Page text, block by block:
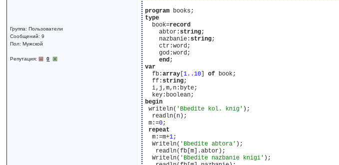
Группа: Пользователи
Сообщений: 9
Пол: Мужской
Репутация: 0
program
type
  book=
record
    abtor:
string;
    nazbanie:
string;
    ctr:word;
    god:word;
end
var
  fb:
array [1 . .10 ] of book;
  ff:
string;
  i,j,m,n:byte;
begin
writeln( 'Bbedite kol. knig' );
  readln(n);
m:=0;
repeat
  m:=m+
1;
  Writeln(
'Bbedite abtora' );
   readln(fb[m].abtor);
  Writeln(
'Bbedite nazbanie knigi' );